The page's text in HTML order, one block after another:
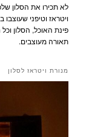
לא תכירו את הסלון
ויטראז וטיפני
פינת האוכל, הסלון
תאורה מעוצבים.
מנורת ויטראז לסלון